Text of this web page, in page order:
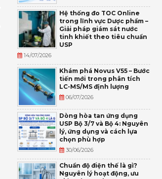
Hệ thống đo TOC Online
trong lĩnh vực Dược phẩm –
Giải pháp giám sát nước
tinh khiết theo tiêu chuẩn
USP
14/07/2026
Khám phá Novus V55 – Bước
tiến mới trong phân tích
LC-MS/MS định lượng
06/07/2026
Dòng hòa tan ứng dụng
USP Bộ 3/7 và Bộ 4: Nguyên
lý, ứng dụng và cách lựa
chọn phù hợp
30/06/2026
Chuẩn độ điện thế là gì?
Nguyên lý hoạt động, ưu